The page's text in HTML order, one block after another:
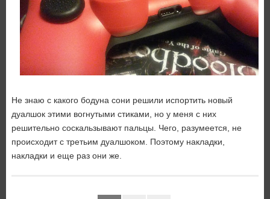
Не знаю с какого бодуна сони решили испортить новый
дуалшок этими вогнутыми стиками, но у меня с них
решительно соскальзывают пальцы. Чего, разумеется, не
происходит с третьим дуалшоком. Поэтому накладки,
накладки и еще раз они же.